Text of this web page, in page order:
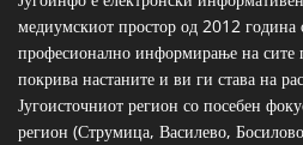
медиумскиот простор од 2012 година
професионално информирање на сите
покрива настаните и ви ги става на
Југоисточниот регион со посебен
регион (Струмица, Василево,